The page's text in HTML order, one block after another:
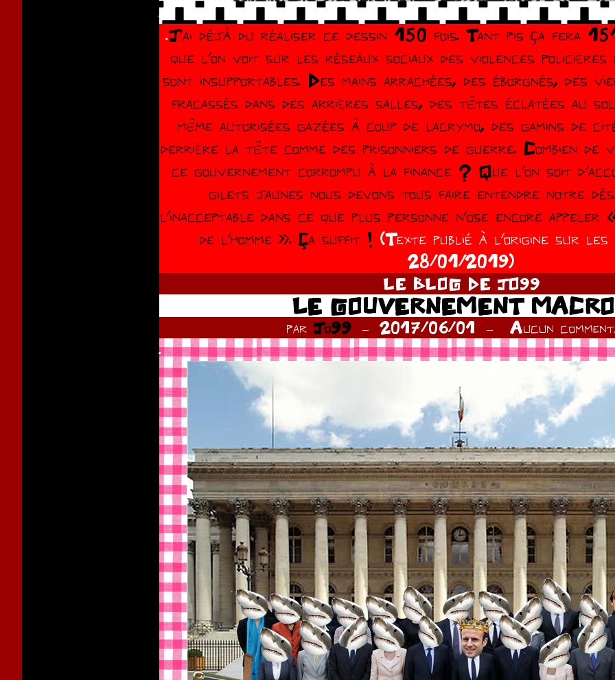
.
.J’ai déjà du réaliser ce dessin 150 fois. Tant pis ça fera
que l’on voit sur les réseaux sociaux des violences
sont insupportables. Des mains arrachées, des éborgnés, des
fracassés dans des arrières salles, des têtes éclatées au
même autorisées gazées à coup de lacrymo, des gamins de
derrière la tête comme des prisonniers de guerre. Combien de
ce gouvernement corrompu à la finance ? Que l’on soit
gilets jaunes nous devons tous faire entendre notre
l’inacceptable dans ce que plus personne n’ose encore
de l’homme ». Ça suffit ! (Texte publié à l’origine sur les
28/01/2019)
LE BLOG DE JO99
LE GOUVERNEMENT
par Jo99 2017/06/01 Aucun
.